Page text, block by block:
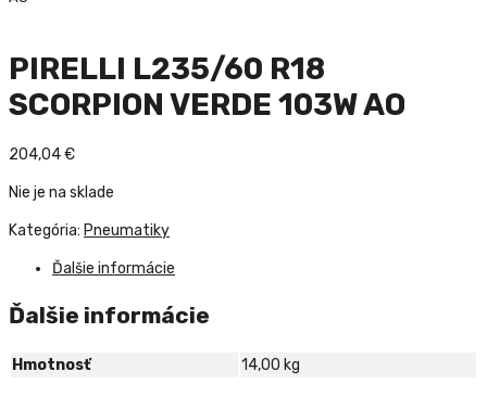
PIRELLI L235/60 R18
SCORPION VERDE 103W AO
204,04€
Nie je na sklade
Kategória: Pneumatiky
Ďalšie informácie
Ďalšie informácie
Hmotnosť 14,00 kg